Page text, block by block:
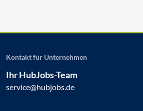
Kontakt für Unternehmen
Ihr HubJobs-Team
service@hubjobs.de